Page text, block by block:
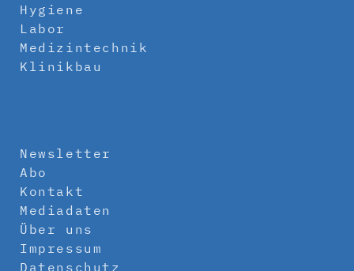
Hygiene
Labor
Medizintechnik
Klinikbau
Newsletter
Abo
Kontakt
Mediadaten
Über uns
Impressum
Datenschutz